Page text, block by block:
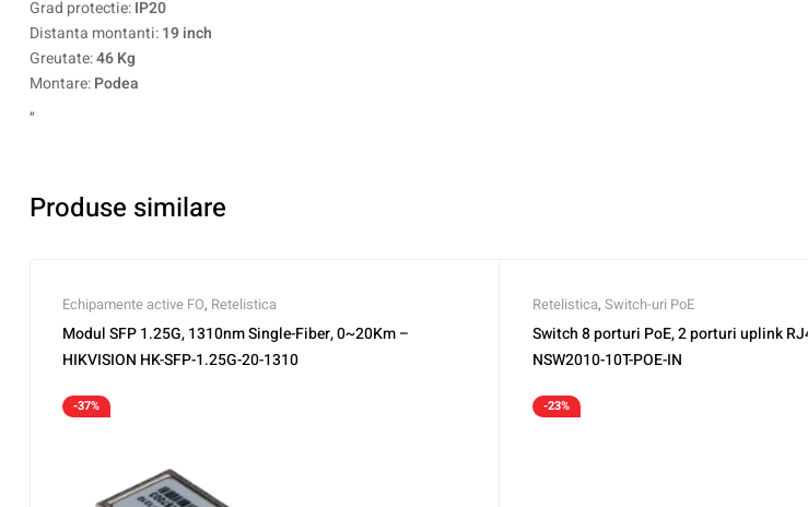
Grad protectie:IP20
Distanta montanti:19 inch
Greutate:46 Kg
Montare:Podea
„
Produse similare
Echipamente active FO, Retelistica
Modul SFP 1.25G, 1310nm Single-Fiber, 0~20Km –
HIKVISION HK-SFP-1.25G-20-1310
-37%
Retelistica, Switch-uri PoE
Switch 8 porturi PoE, 2 porturi uplink
NSW2010-10T-POE-IN
-23%